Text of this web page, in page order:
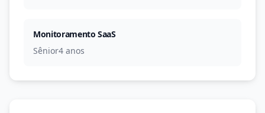
Monitoramento SaaS
Sênior4 anos